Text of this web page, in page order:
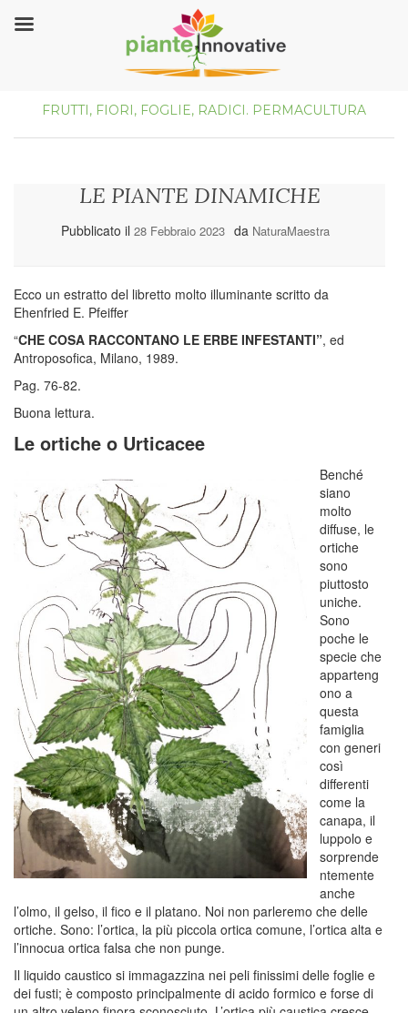
FRUTTI, FIORI, FOGLIE, RADICI. PERMACULTURA
LE PIANTE DINAMICHE
Pubblicato il 28 Febbraio 2023 da NaturaMaestra
Ecco un estratto del libretto molto illuminante scritto da
Ehenfried E. Pfeiffer
“CHE COSA RACCONTANO LE ERBE INFESTANTI”, ed
Antroposofica, Milano, 1989.
Pag. 76-82.
Buona lettura.
Le ortiche o Urticacee
Benché
siano
molto
diffuse, le
ortiche
sono
piuttosto
uniche.
Sono
poche le
specie che
apparteng
ono a
questa
famiglia
con generi
così
differenti
come la
canapa, il
luppolo e
sorprende
ntemente
anche
l’olmo, il gelso, il fico e il platano. Noi non parleremo che delle
ortiche. Sono: l’ortica, la più piccola ortica comune, l’ortica alta e
l’innocua ortica falsa che non punge.
Il liquido caustico si immagazzina nei peli finissimi delle foglie e
dei fusti; è composto principalmente di acido formico e forse di